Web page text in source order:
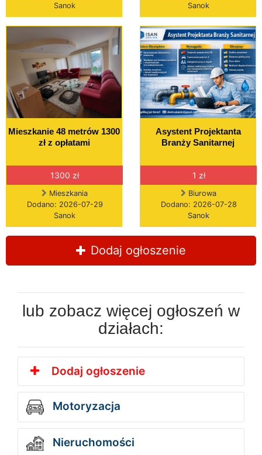
Sanok
Sanok
Mieszkanie 48 metrów 1300
zł z opłatami
1300 zł
Mieszkania
Dodano: 2026-07-29
Sanok
Asystent Projektanta
Branży Sanitarnej
1 zł
Biurowa
Dodano: 2026-07-28
Sanok
Dodaj ogłoszenie
lub zobacz więcej ogłoszeń w
działach:
Dodaj ogłoszenie
Motoryzacja
Nieruchomości